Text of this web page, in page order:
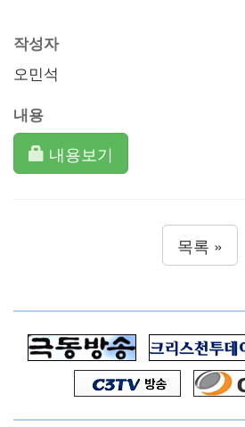
작성자
오민석
내용
내용보기
목록 »